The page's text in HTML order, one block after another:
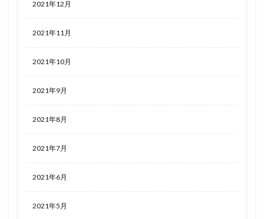
2021年12月
2021年11月
2021年10月
2021年9月
2021年8月
2021年7月
2021年6月
2021年5月